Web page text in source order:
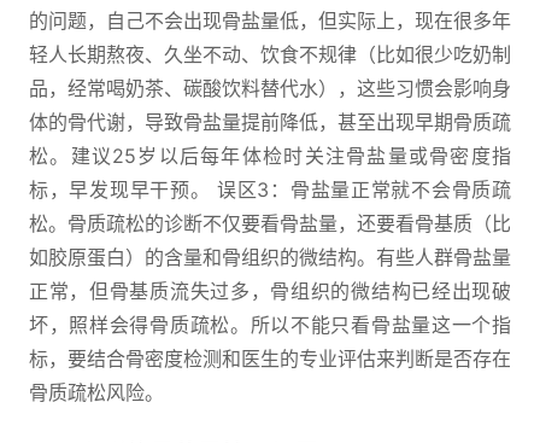
的问题，自己不会出现骨盐量低，但实际上，现在很多年
轻人长期熬夜、久坐不动、饮食不规律（比如很少吃奶制
品，经常喝奶茶、碳酸饮料替代水），这些习惯会影响身
体的骨代谢，导致骨盐量提前降低，甚至出现早期骨质疏
松。建议25岁以后每年体检时关注骨盐量或骨密度指
标，早发现早干预。 误区3：骨盐量正常就不会骨质疏
松。骨质疏松的诊断不仅要看骨盐量，还要看骨基质（比
如胶原蛋白）的含量和骨组织的微结构。有些人群骨盐量
正常，但骨基质流失过多，骨组织的微结构已经出现破
坏，照样会得骨质疏松。所以不能只看骨盐量这一个指
标，要结合骨密度检测和医生的专业评估来判断是否存在
骨质疏松风险。